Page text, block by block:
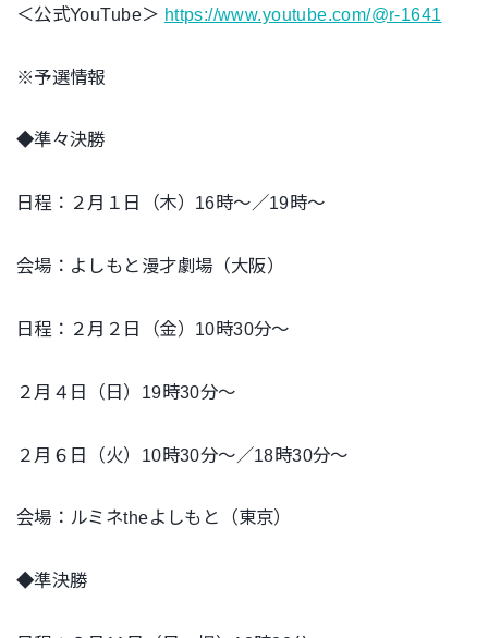
＜公式YouTube＞ https://www.youtube.com/@r-1641
※予選情報
◆準々決勝
日程：２月１日（木）16時～／19時～
会場：よしもと漫才劇場（大阪）
日程：２月２日（金）10時30分～
２月４日（日）19時30分～
２月６日（火）10時30分～／18時30分～
会場：ルミネtheよしもと（東京）
◆準決勝